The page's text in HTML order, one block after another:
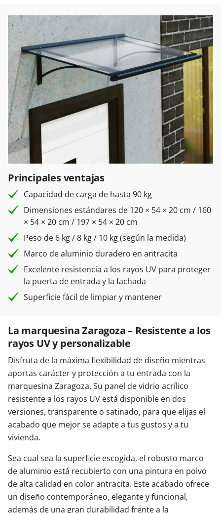
Principales ventajas
Capacidad de carga de hasta 90 kg
Dimensiones estándares de 120 × 54 × 20 cm / 160
× 54 × 20 cm / 197 × 54 × 20 cm
Peso de 6 kg / 8 kg / 10 kg (según la medida)
Marco de aluminio duradero en antracita
Excelente resistencia a los rayos UV para proteger
la puerta de entrada y la fachada
Superficie fácil de limpiar y mantener
La marquesina Zaragoza – Resistente a los
rayos UV y personalizable
Disfruta de la máxima flexibilidad de diseño mientras
aportas carácter y protección a tu entrada con la
marquesina Zaragoza. Su panel de vidrio acrílico
resistente a los rayos UV está disponible en dos
versiones, transparente o satinado, para que elijas el
acabado que mejor se adapte a tus gustos y a tu
vivienda.
Sea cual sea la superficie escogida, el robusto marco
de aluminio está recubierto con una pintura en polvo
de alta calidad en color antracita. Este acabado ofrece
un diseño contemporáneo, elegante y funcional,
además de una gran durabilidad frente a la